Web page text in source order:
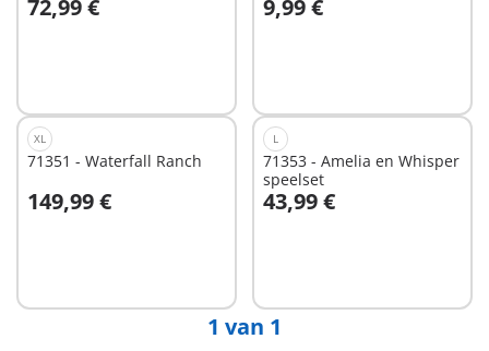
72,99 € 9,99 €
XL
71351 - Waterfall Ranch
149,99 €
L
71353 - Amelia en Whisper
speelset
43,99 €
1 van 1